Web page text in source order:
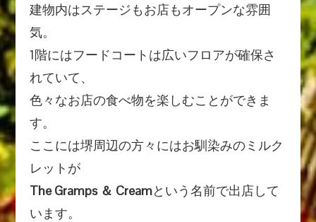
建物内はステージもお店もオープンな雰囲
気。
1階にはフードコートは広いフロアが確保さ
れていて、
色々なお店の食べ物を楽しむことができま
す。
ここには堺周辺の方々にはお馴染みのミルク
レットが
The Gramps ＆ Creamという名前で出店して
います。